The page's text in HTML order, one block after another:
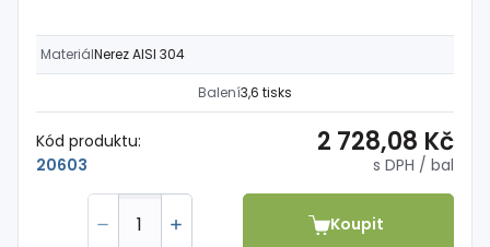
MateriálNerez AISI 304
Balení3,6 tisks
Kód produktu:
20603
2 728,08 Kč
s DPH / bal
Koupit